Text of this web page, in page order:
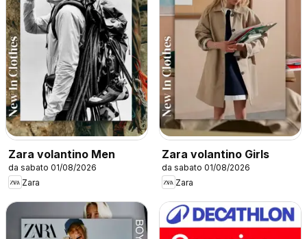
Zara volantino Men
da sabato 01/08/2026
Zara
Zara volantino Girls
da sabato 01/08/2026
Zara